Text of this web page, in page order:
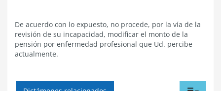
De acuerdo con lo expuesto, no procede, por la vía de la
revisión de su incapacidad, modificar el monto de la
pensión por enfermedad profesional que Ud. percibe
actualmente.